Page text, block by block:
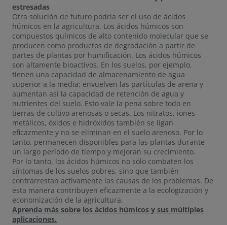
estresadas
Otra solución de futuro podría ser el uso de ácidos
húmicos en la agricultura. Los ácidos húmicos son
compuestos químicos de alto contenido molecular que se
producen como productos de degradación a partir de
partes de plantas por humificación. Los ácidos húmicos
son altamente bioactivos. En los suelos, por ejemplo,
tienen una capacidad de almacenamiento de agua
superior a la media: envuelven las partículas de arena y
aumentan así la capacidad de retención de agua y
nutrientes del suelo. Esto vale la pena sobre todo en
tierras de cultivo arenosas o secas. Los nitratos, iones
metálicos, óxidos e hidróxidos también se ligan
eficazmente y no se eliminan en el suelo arenoso. Por lo
tanto, permanecen disponibles para las plantas durante
un largo período de tiempo y mejoran su crecimiento.
Por lo tanto, los ácidos húmicos no sólo combaten los
síntomas de los suelos pobres, sino que también
contrarrestan activamente las causas de los problemas. De
esta manera contribuyen eficazmente a la ecologización y
economización de la agricultura.
Aprenda más sobre los ácidos húmicos y sus múltiples
aplicaciones.